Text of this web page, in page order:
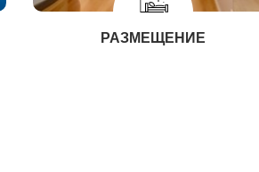
РАЗМЕЩЕНИЕ